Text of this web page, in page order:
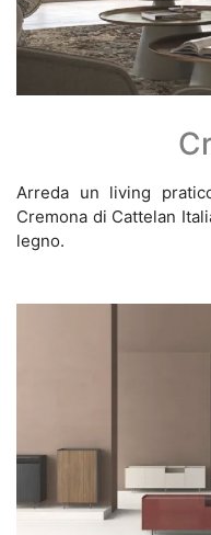
Arreda un living
Cremona di Cattelan
legno.